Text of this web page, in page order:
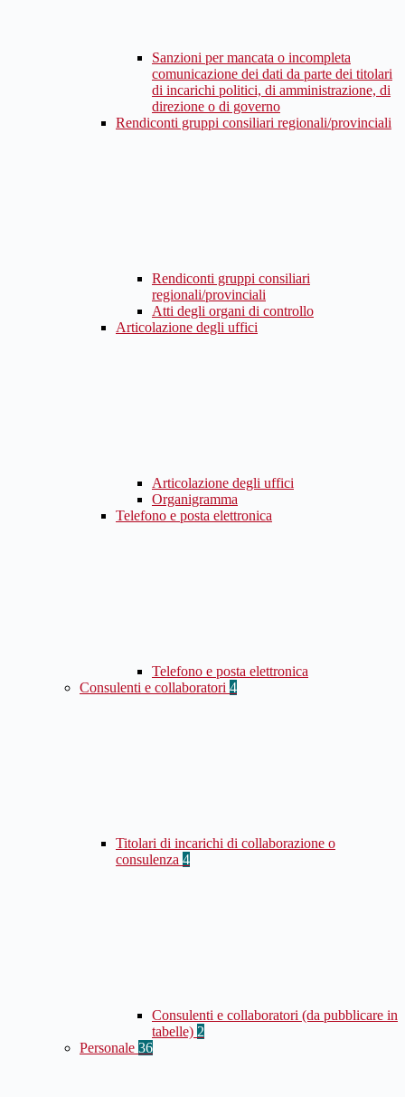
Sanzioni per mancata o incompleta
comunicazione dei dati da parte dei titolari
di incarichi politici, di amministrazione, di
direzione o di governo
Rendiconti gruppi consiliari regionali/provinciali
Rendiconti gruppi consiliari
regionali/provinciali
Atti degli organi di controllo
Articolazione degli uffici
Articolazione degli uffici
Organigramma
Telefono e posta elettronica
Telefono e posta elettronica
Consulenti e collaboratori 4
Titolari di incarichi di collaborazione o
consulenza 4
Consulenti e collaboratori (da pubblicare in
tabelle) 2
Personale 36